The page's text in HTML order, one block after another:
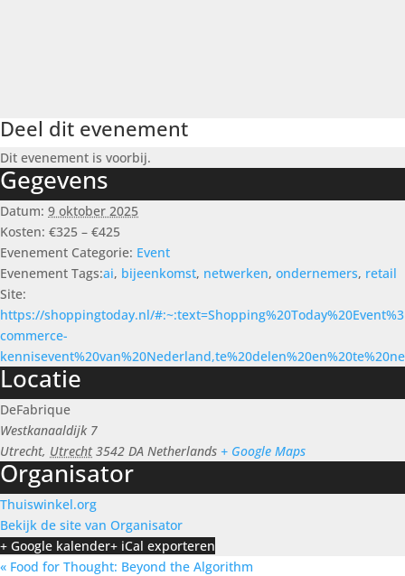
Deel dit evenement
Dit evenement is voorbij.
Gegevens
Datum: 9 oktober 2025
Kosten: €325 – €425
Evenement Categorie: Event
Evenement Tags:ai, bijeenkomst, netwerken, ondernemers, retail
Site:
https://shoppingtoday.nl/
commerce-
Locatie
DeFabrique
Westkanaaldijk 7
Utrecht, Utrecht 3542 DA Netherlands + Google Maps
Organisator
Thuiswinkel.org
Bekijk de site van Organisator
+ Google kalender+ iCal exporteren
« Food for Thought: Beyond the Algorithm